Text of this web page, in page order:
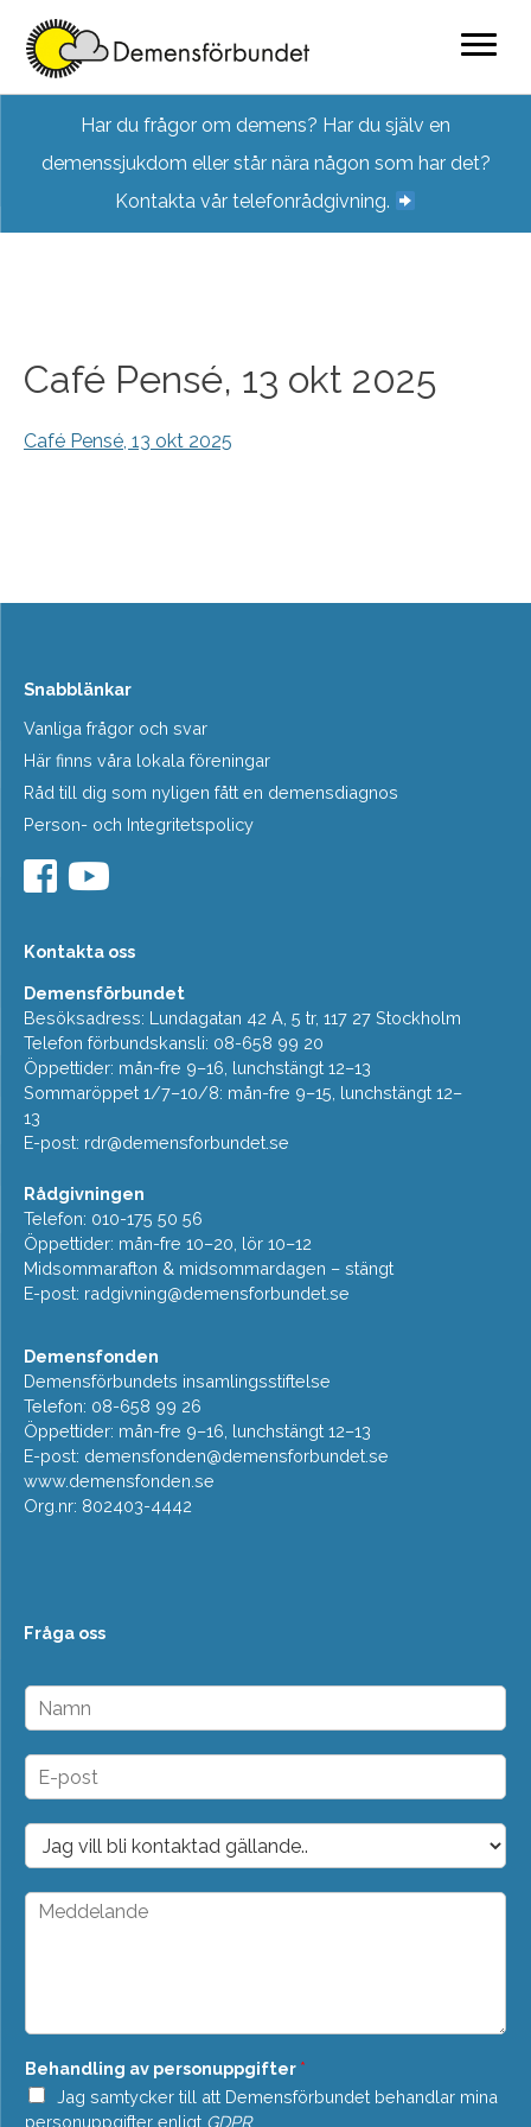
content
Har du frågor om demens? Har du själv en
demenssjukdom eller står nära någon som har det?
Kontakta vår telefonrådgivning.
Café Pensé, 13 okt 2025
Café Pensé, 13 okt 2025
Snabblänkar
Vanliga frågor och svar
Här finns våra lokala föreningar
Råd till dig som nyligen fått en demensdiagnos
Person- och Integritetspolicy
Kontakta oss
Demensförbundet
Besöksadress: Lundagatan 42 A, 5 tr, 117 27 Stockholm
Telefon förbundskansli: 08-658 99 20
Öppettider: mån-fre 9–16, lunchstängt 12–13
Sommaröppet 1/7–10/8: mån-fre 9–15, lunchstängt 12–
13
E-post: rdr@demensforbundet.se
Rådgivningen
Telefon: 010-175 50 56
Öppettider: mån-fre 10–20, lör 10–12
Midsommarafton & midsommardagen – stängt
E-post: radgivning@demensforbundet.se
Demensfonden
Demensförbundets insamlingsstiftelse
Telefon: 08-658 99 26
Öppettider: mån-fre 9–16, lunchstängt 12–13
E-post: demensfonden@demensforbundet.se
www.demensfonden.se
Org.nr: 802403-4442
Fråga oss
N
m
n
E
p
o
t
*
D
o
p
M
a
d
e
*
Behandling av personuppgifter *
Jag samtycker till att Demensförbundet behandlar mina
personuppgifter enligt GDPR.